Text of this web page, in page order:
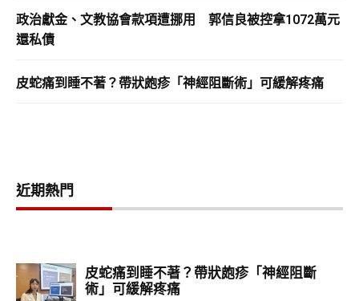
政治獻金、文教協會款項遭挪用 郭信良被控拿1072萬元
還私債
皮蛇痛到睡不著？帶狀皰疹「神經阻斷術」可緩解疼痛
近期熱門